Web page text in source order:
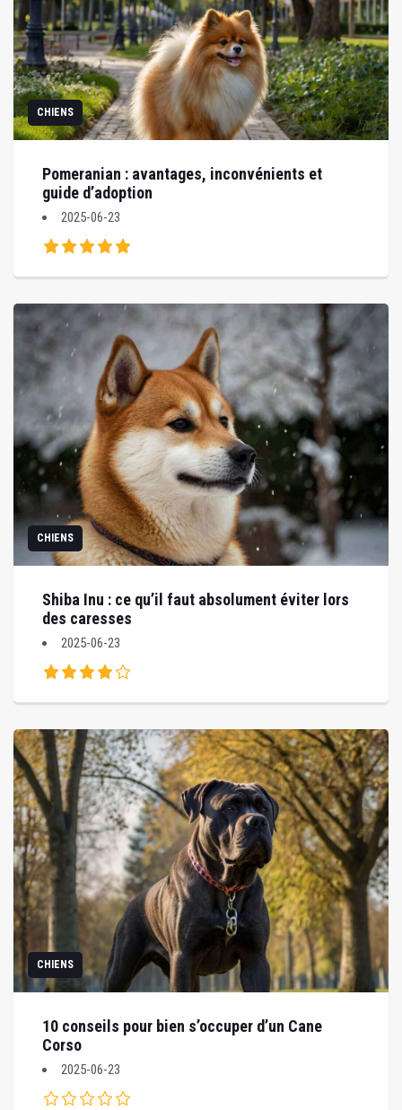
CHIENS
Pomeranian : avantages, inconvénients et
guide d’adoption
2025-06-23
CHIENS
Shiba Inu : ce qu’il faut absolument éviter lors
des caresses
2025-06-23
CHIENS
10 conseils pour bien s’occuper d’un Cane
Corso
2025-06-23